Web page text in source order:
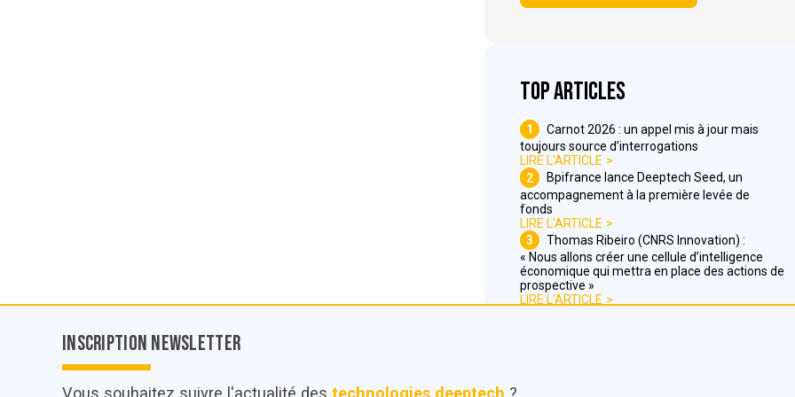
Top articles
1
Carnot 2026 : un appel mis à jour mais
toujours source d’interrogations
LIRE L'ARTICLE
2
Bpifrance lance Deeptech Seed, un
accompagnement à la première levée de
fonds
LIRE L'ARTICLE
3
Thomas Ribeiro (CNRS Innovation) :
« Nous allons créer une cellule d’intelligence
économique qui mettra en place des actions de
prospective »
LIRE L'ARTICLE
Inscription Newsletter
Vous souhaitez suivre l'actualité des technologies deeptech ?